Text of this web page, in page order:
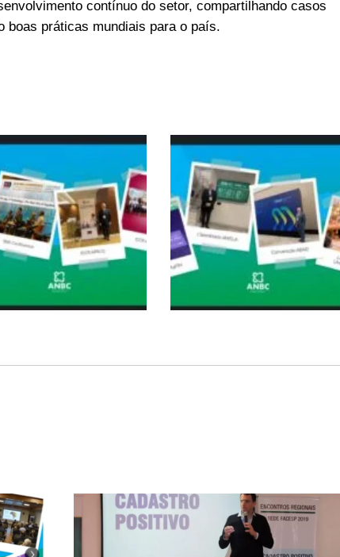
contínuo do setor, compartilhando casos
boas práticas mundiais para o país.